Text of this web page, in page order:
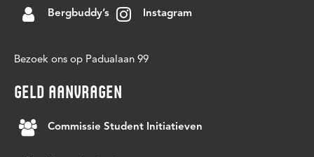
Bergbuddy’s Instagram
Bezoek ons op Padualaan 99
GELD AANVRAGEN
Commissie Student Initiatieven